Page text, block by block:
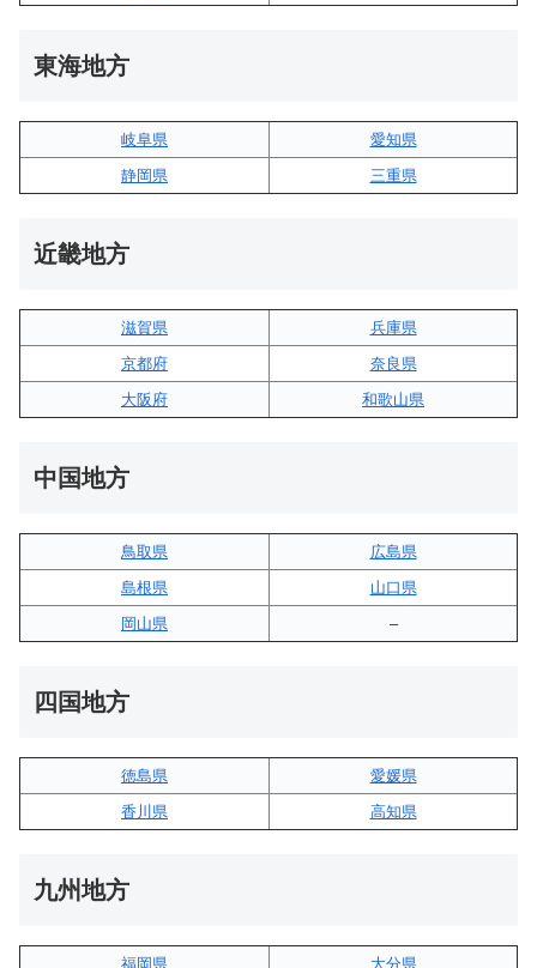
東海地方
岐阜県
愛知県
静岡県
三重県
近畿地方
滋賀県
兵庫県
京都府
奈良県
大阪府
和歌山県
中国地方
鳥取県
広島県
島根県
山口県
岡山県
–
四国地方
徳島県
愛媛県
香川県
高知県
九州地方
福岡県 大分県